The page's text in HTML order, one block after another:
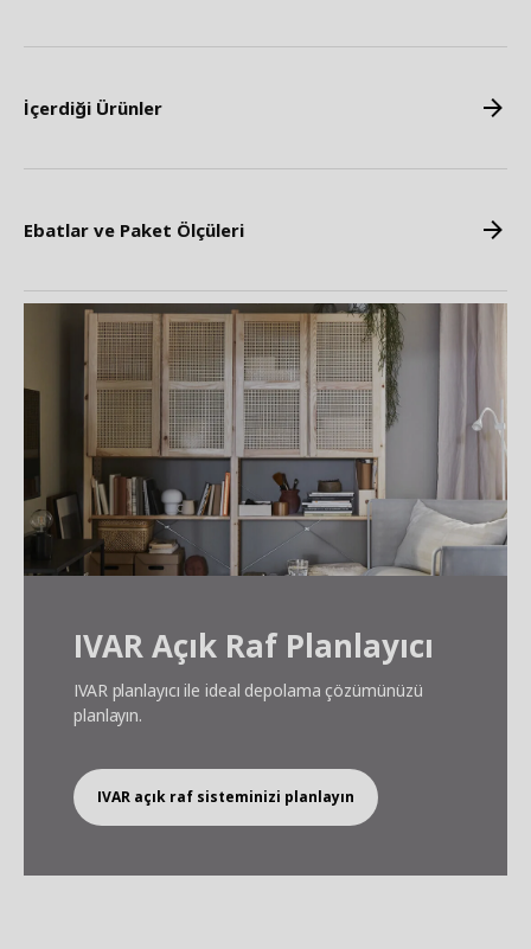
İçerdiği Ürünler
Ebatlar ve Paket Ölçüleri
IVAR Açık Raf Planlayıcı
IVAR planlayıcı ile ideal depolama çözümünüzü
planlayın.
IVAR açık raf sisteminizi planlayın